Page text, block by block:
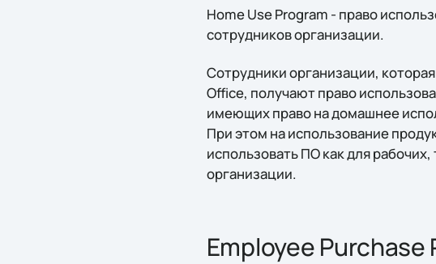
Home Use Program - право
сотрудников организации.
Сотрудники организации,
Office, получают право
имеющих право на домашнее
При этом на использование
использовать ПО как для
организации.
Employee Purchase